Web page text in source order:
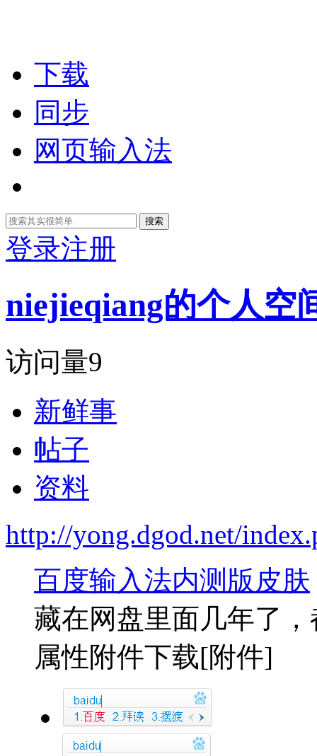
下载
同步
网页输入法
搜索
登录注册
niejieqiang的个人空
访问量9
新鲜事
帖子
资料
http://yong.dgod.net/
百度输入法内测版皮肤
藏在网盘里面几年了
属性附件下载[附件]